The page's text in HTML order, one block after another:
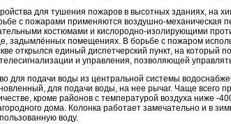
для тушения пожаров в высотных зданиях, на
с пожарами применяются воздушно-механическая
костюмами и кислородно-изолирующими
задымлённых помещениях. В борьбе с пожаром
открылся единый диспетчерский пункт, на который
и управления, позволяющей
для подачи воды из центральной системы
для подачи воды, на нее рычаг. Чаще всего
кроме районов с температурой воздуха ниже -
дома. Колонка работает замечательно и в
воду.